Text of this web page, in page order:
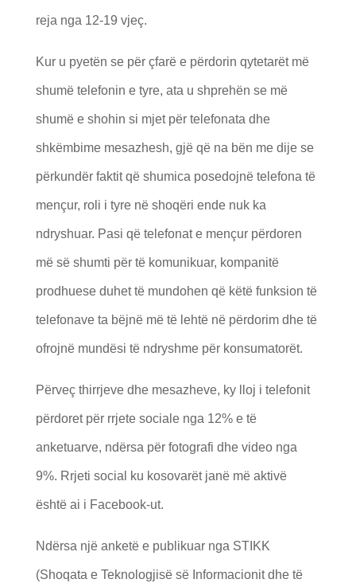
reja nga 12-19 vjeç.
Kur u pyetën se për çfarë e përdorin qytetarët më
shumë telefonin e tyre, ata u shprehën se më
shumë e shohin si mjet për telefonata dhe
shkëmbime mesazhesh, gjë që na bën me dije se
përkundër faktit që shumica posedojnë telefona të
mençur, roli i tyre në shoqëri ende nuk ka
ndryshuar. Pasi që telefonat e mençur përdoren
më së shumti për të komunikuar, kompanitë
prodhuese duhet të mundohen që këtë funksion të
telefonave ta bëjnë më të lehtë në përdorim dhe të
ofrojnë mundësi të ndryshme për konsumatorët.
Përveç thirrjeve dhe mesazheve, ky lloj i telefonit
përdoret për rrjete sociale nga 12% e të
anketuarve, ndërsa për fotografi dhe video nga
9%. Rrjeti social ku kosovarët janë më aktivë
është ai i Facebook-ut.
Ndërsa një anketë e publikuar nga STIKK
(Shoqata e Teknologjisë së Informacionit dhe të